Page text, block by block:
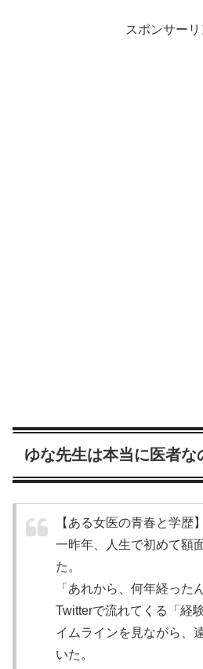
スポンサーリ
ゆな先生は本当に医者な
【ある女医の青春と学歴】
一昨年、人生で初めて額
た。
「あれから、何年経った
Twitterで流れてくる「経
イムラインを見ながら、
いた。